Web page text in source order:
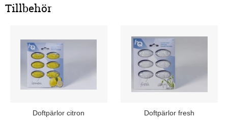
Tillbehör
Doftpärlor citron Doftpärlor fresh